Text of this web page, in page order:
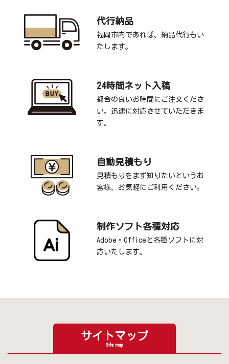
代行納品
福岡市内であれば、納品代行もい
たします。
24時間ネット入稿
都合の良いお時間にご注文くださ
い。迅速に対応させていただきま
す。
自動見積もり
見積もりをまず知りたいというお
客様、お気軽にご利用ください。
制作ソフト各種対応
Adobe・Officeと各種ソフトに対
応いたします。
サイトマップ
Site map